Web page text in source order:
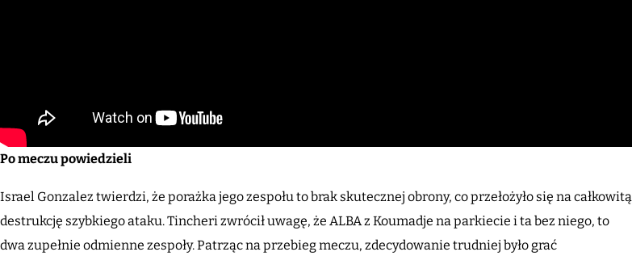
Po meczu powiedzieli
Israel Gonzalez twierdzi, że porażka jego zespołu to brak skutecznej obrony, co przełożyło się na całkowitą
destrukcję szybkiego ataku. Tincheri zwrócił uwagę, że ALBA z Koumadje na parkiecie i ta bez niego, to
dwa zupełnie odmienne zespoły. Patrząc na przebieg meczu, zdecydowanie trudniej było grać